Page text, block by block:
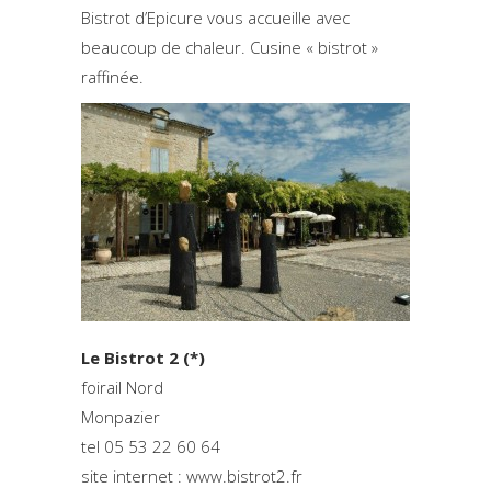
Bistrot d’Epicure vous accueille avec
beaucoup de chaleur. Cusine « bistrot »
raffinée.
Le Bistrot 2 (*)
foirail Nord
Monpazier
tel 05 53 22 60 64
site internet : www.bistrot2.fr